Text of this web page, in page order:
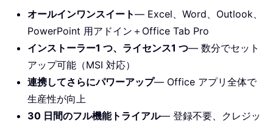
オールインワンスイート— Excel、Word、Outlook、
PowerPoint 用アドイン＋Office Tab Pro
インストーラー1 つ、ライセンス1 つ— 数分でセット
アップ可能（MSI 対応）
連携してさらにパワーアップ— Office アプリ全体で
生産性が向上
30 日間のフル機能トライアル— 登録不要、クレジッ